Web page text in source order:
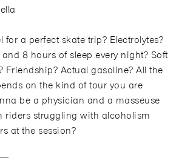
for a perfect skate trip? Electrolytes?
and 8 hours of sleep every night? Soft
Friendship? Actual gasoline? All the
on the kind of tour you are
be a physician and a masseuse
riders struggling with alcoholism
at the session?